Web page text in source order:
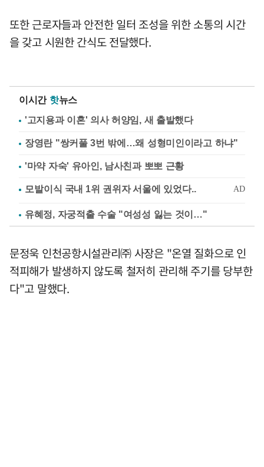
또한 근로자들과 안전한 일터 조성을 위한 소통의 시간
을 갖고 시원한 간식도 전달했다.
이시간 핫뉴스
'고지용과 이혼' 의사 허양임, 새 출발했다
장영란 "쌍커풀 3번 밖에…왜 성형미인이라고 하냐"
'마약 자숙' 유아인, 남사친과 뽀뽀 근황
유혜정, 자궁적출 수술 "여성성 잃는 것이…"
문정욱 인천공항시설관리㈜ 사장은 "온열 질화으로 인
적피해가 발생하지 않도록 철저히 관리해 주기를 당부한
다"고 말했다.